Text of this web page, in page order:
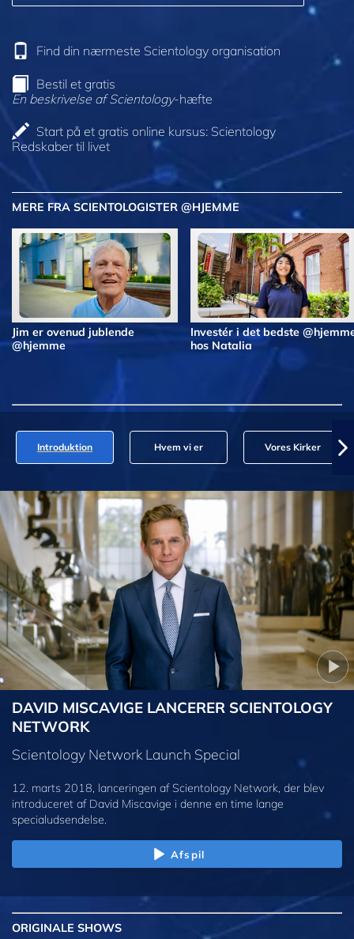
Find din nærmeste Scientology organisation
Bestil et gratis
En beskrivelse af Scientology-hæfte
Start på et gratis online kursus: Scientology
Redskaber til livet
MERE FRA SCIENTOLOGISTER @HJEMME
Jim er ovenud jublende
@hjemme
Investér i det bedste
hos Natalia
Introduktion Hvem vi er Vores Kirker
DAVID MISCAVIGE LANCERER SCIENTOLOGY
NETWORK
Scientology Network Launch Special
12. marts 2018, lanceringen af Scientology Network, der blev
introduceret af David Miscavige i denne en time lange
specialudsendelse.
Afspil
ORIGINALE SHOWS